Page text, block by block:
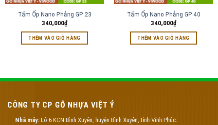
Tấm Ốp Nano Phẳng GP 23
340,000₫
THÊM VÀO GIỎ HÀNG
Tấm Ốp Nano Phẳng GP 40
340,000₫
THÊM VÀO GIỎ HÀNG
CÔNG TY CP GỖ NHỰA VIỆT Ý
Nhà máy: Lô 6 KCN Bình Xuyên, huyện Bình Xuyên, tỉnh Vĩnh Phúc.